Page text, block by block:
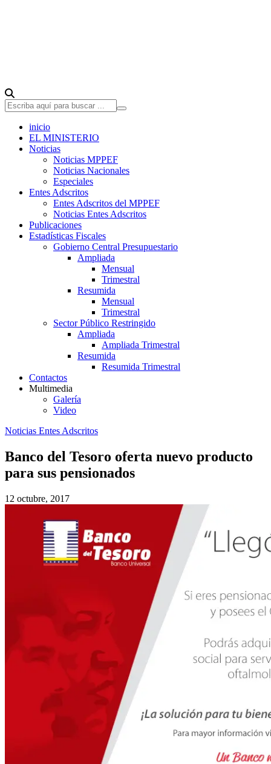
inicio
EL MINISTERIO
Noticias
Noticias MPPEF
Noticias Nacionales
Especiales
Entes Adscritos
Entes Adscritos del MPPEF
Noticias Entes Adscritos
Publicaciones
Estadísticas Fiscales
Gobierno Central Presupuestario
Ampliada
Mensual
Trimestral
Resumida
Mensual
Trimestral
Sector Público Restringido
Ampliada
Ampliada Trimestral
Resumida
Resumida Trimestral
Contactos
Multimedia
Galería
Video
Noticias Entes Adscritos
Banco del Tesoro oferta nuevo producto
para sus pensionados
12 octubre, 2017